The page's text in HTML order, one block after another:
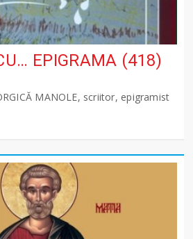
EPIGRAMA (418)
MANOLE, scriitor, epigramist